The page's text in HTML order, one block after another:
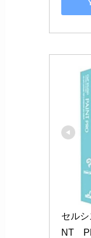
セル
NT　